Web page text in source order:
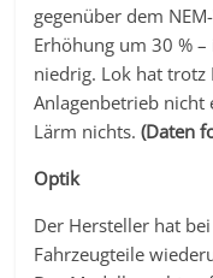
gegenüber dem
Erhöhung um 30 %
niedrig. Lok hat trotz
Anlagenbetrieb nicht
Lärm nichts.(Daten
Optik
Der Hersteller hat
Fahrzeugteile